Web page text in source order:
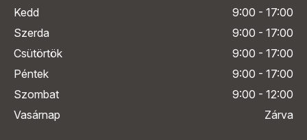
Kedd
9:00 - 17:00
Szerda
9:00 - 17:00
Csütörtök
9:00 - 17:00
Péntek
9:00 - 17:00
Szombat
9:00 - 12:00
Vasárnap
Zárva